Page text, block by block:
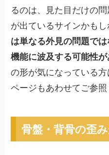
るのは、見た目だけの
が出ているサインかも
は単なる外見の問題で
機能に波及する可能性
の形が気になっている
ページもあわせてご参照
骨盤・背骨の歪